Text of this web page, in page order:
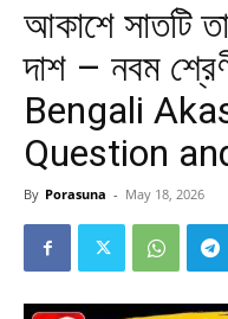
আকাশে সাতটি
দাশ – নবম
Bengali
Question
By Porasuna - May 18, 2026